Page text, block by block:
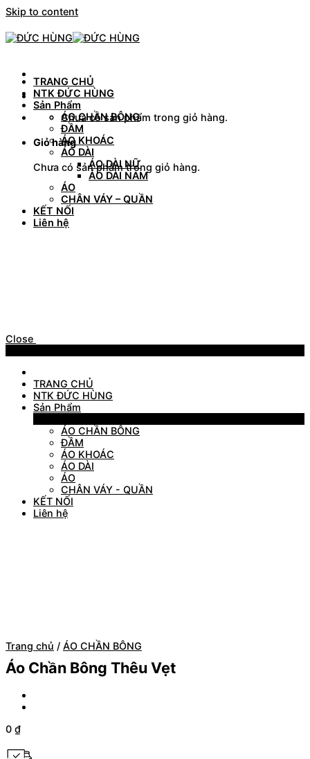
Skip to content
Chưa có sản phẩm trong giỏ hàng.
Giỏ hàng
Chưa có sản phẩm trong giỏ hàng.
TRANG CHỦ
NTK ĐỨC HÙNG
Sản Phẩm
ÁO CHẦN BÔNG
ĐẦM
ÁO KHOÁC
ÁO DÀI
ÁO DÀI NỮ
ÁO DÀI NAM
ÁO
CHÂN VÁY – QUẦN
KẾT NỐI
Liên hệ
Close
TRANG CHỦ
NTK ĐỨC HÙNG
Sản Phẩm
ÁO CHẦN BÔNG
ĐẦM
ÁO KHOÁC
ÁO DÀI
ÁO
CHÂN VÁY - QUẦN
KẾT NỐI
Liên hệ
Trang chủ / ÁO CHẦN BÔNG
Áo Chần Bông Thêu Vẹt
0 ₫